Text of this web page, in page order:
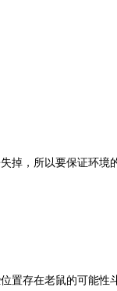
掉，所以要保证环境
置存在老鼠的可能性